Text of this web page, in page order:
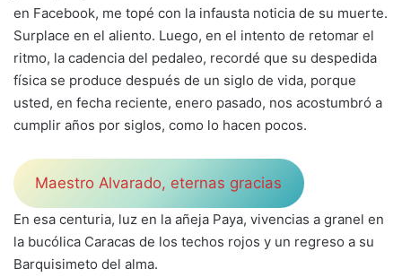
en Facebook, me topé con la infausta noticia de su muerte.
Surplace en el aliento. Luego, en el intento de retomar el
ritmo, la cadencia del pedaleo, recordé que su despedida
física se produce después de un siglo de vida, porque
usted, en fecha reciente, enero pasado, nos acostumbró a
cumplir años por siglos, como lo hacen pocos.
Maestro Alvarado, eternas gracias
En esa centuria, luz en la añeja Paya, vivencias a granel en
la bucólica Caracas de los techos rojos y un regreso a su
Barquisimeto del alma.